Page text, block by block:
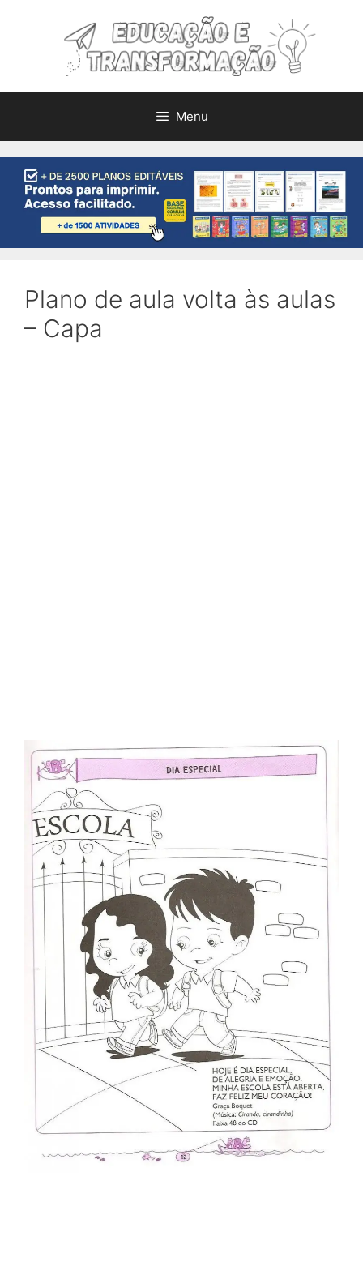
Menu
Plano de aula volta às aulas
– Capa